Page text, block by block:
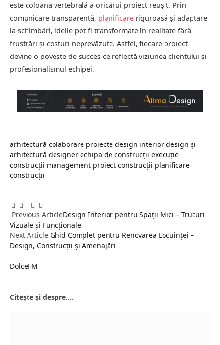
este coloana vertebrală a oricărui proiect reușit. Prin
comunicare transparentă, planificare riguroasă și adaptare
la schimbări, ideile pot fi transformate în realitate fără
frustrări și costuri neprevăzute. Astfel, fiecare proiect
devine o poveste de succes ce reflectă viziunea clientului și
profesionalismul echipei.
arhitectură colaborare proiecte design interior design și
arhitectură designer echipa de construcții execuție
construcții management proiect construcții planificare
construcții
Facebook
Twitter
Pinterest
LinkedIn
Tumblr
Previous ArticleDesign Interior pentru Spații Mici – Trucuri
Vizuale și Funcționale
Next Article Ghid Complet pentru Renovarea Locuinței –
Design, Construcții și Amenajări
DolceFM
Citește și despre....